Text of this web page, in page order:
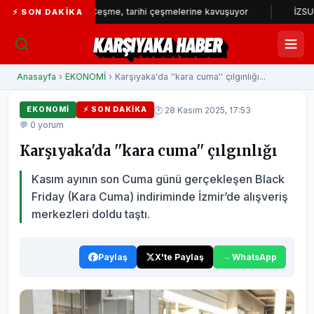
⚡ SON DAKIKAÇeşme, tarihi çeşmelerine kavuşuyor İZSU’dan
KARŞIYAKA HABER
Anasayfa › EKONOMİ › Karşıyaka'da ''kara cuma'' çılgınlığı...
EKONOMİ ⚡ SON DAKIKA
🕐 28 Kasım 2025, 17:53
💬 0 yorum
Karşıyaka'da ''kara cuma'' çılgınlığı
Kasım ayının son Cuma günü gerçekleşen Black
Friday (Kara Cuma) indiriminde İzmir’de alışveriş
merkezleri doldu taştı.
Paylaş X'te Paylaş WhatsApp